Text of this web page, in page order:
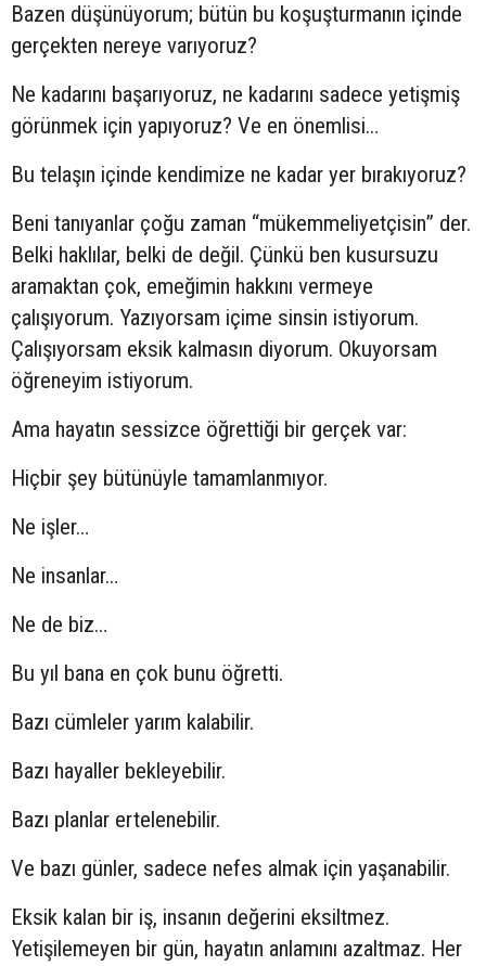
Bazen düşünüyorum; bütün bu koşuşturmanın içinde
gerçekten nereye varıyoruz?
Ne kadarını başarıyoruz, ne kadarını sadece yetişmiş
görünmek için yapıyoruz? Ve en önemlisi…
Bu telaşın içinde kendimize ne kadar yer bırakıyoruz?
Beni tanıyanlar çoğu zaman “mükemmeliyetçisin” der.
Belki haklılar, belki de değil. Çünkü ben kusursuzu
aramaktan çok, emeğimin hakkını vermeye
çalışıyorum. Yazıyorsam içime sinsin istiyorum.
Çalışıyorsam eksik kalmasın diyorum. Okuyorsam
öğreneyim istiyorum.
Ama hayatın sessizce öğrettiği bir gerçek var:
Hiçbir şey bütünüyle tamamlanmıyor.
Ne işler…
Ne insanlar…
Ne de biz…
Bu yıl bana en çok bunu öğretti.
Bazı cümleler yarım kalabilir.
Bazı hayaller bekleyebilir.
Bazı planlar ertelenebilir.
Ve bazı günler, sadece nefes almak için yaşanabilir.
Eksik kalan bir iş, insanın değerini eksiltmez.
Yetişilemeyen bir gün, hayatın anlamını azaltmaz. Her